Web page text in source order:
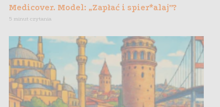
Medicover. Model: „Zapłać i spier*alaj”?
5 minut czytania